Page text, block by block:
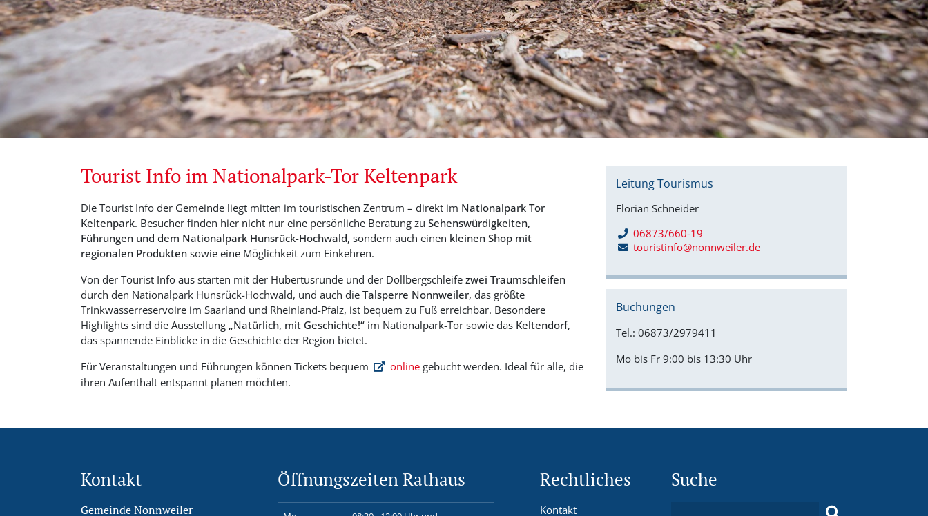
Tourist Info im Nationalpark-Tor Keltenpark
Die Tourist Info der Gemeinde liegt mitten im touristischen Zentrum – direkt im Nationalpark Tor
Keltenpark. Besucher finden hier nicht nur eine persönliche Beratung zu Sehenswürdigkeiten,
Führungen und dem Nationalpark Hunsrück-Hochwald, sondern auch einen kleinen Shop mit
regionalen Produkten sowie eine Möglichkeit zum Einkehren.
Von der Tourist Info aus starten mit der Hubertusrunde und der Dollbergschleife zwei Traumschleifen
durch den Nationalpark Hunsrück-Hochwald, und auch die Talsperre Nonnweiler, das größte
Trinkwasserreservoire im Saarland und Rheinland-Pfalz, ist bequem zu Fuß erreichbar. Besondere
Highlights sind die Ausstellung „Natürlich, mit Geschichte!“ im Nationalpark-Tor sowie das Keltendorf,
das spannende Einblicke in die Geschichte der Region bietet.
Für Veranstaltungen und Führungen können Tickets bequem
onlinegebucht werden. Ideal für alle, die
ihren Aufenthalt entspannt planen möchten.
Leitung Tourismus
Florian Schneider
06873/660-19
touristinfo@nonnweiler.de
Buchungen
Tel.: 06873/2979411
Mo bis Fr 9:00 bis 13:30 Uhr
Kontakt
Gemeinde Nonnweiler
Öffnungszeiten Rathaus Rechtliches
Kontakt
Suche